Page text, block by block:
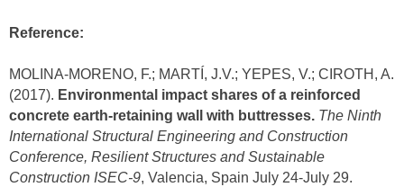
Reference:
MOLINA-MORENO, F.; MARTÍ, J.V.; YEPES, V.; CIROTH, A.
(2017). Environmental impact shares of a reinforced
concrete earth-retaining wall with buttresses. The Ninth
International Structural Engineering and Construction
Conference, Resilient Structures and Sustainable
Construction ISEC-9, Valencia, Spain July 24-July 29.